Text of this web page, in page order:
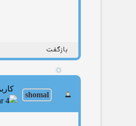
بازگفت
shomal
کاربر